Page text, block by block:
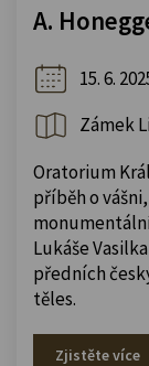
A.
15. 6.
Zámek
Oratorium
příběh o
Lukáše
předních
těles.
Zjistěte více